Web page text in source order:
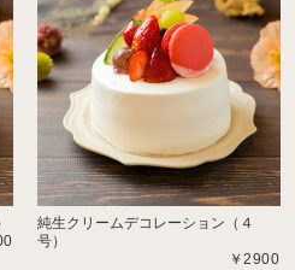
純生クリームデコレーション（４
号）
￥2900